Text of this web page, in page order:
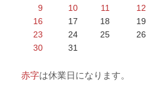
9
10 11 12
16
17 18 19
23
24 25 26
30
31
赤字は休業日になります。